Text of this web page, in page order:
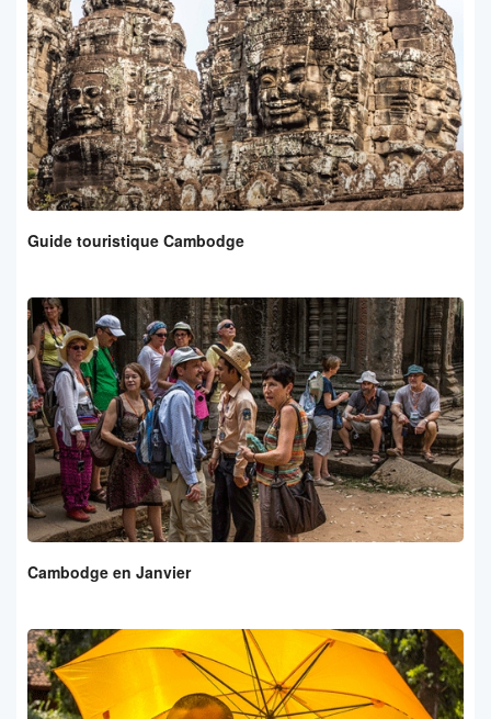
Guide touristique Cambodge
Cambodge en Janvier